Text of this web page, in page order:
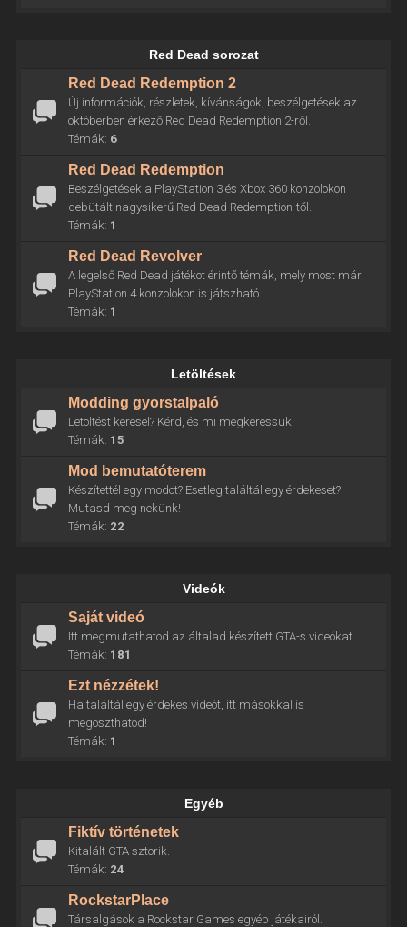
Red Dead sorozat
Red Dead Redemption 2
Új információk, részletek, kívánságok, beszélgetések az
októberben érkező Red Dead Redemption 2-ről.
Témák: 6
Red Dead Redemption
Beszélgetések a PlayStation 3 és Xbox 360 konzolokon
debütált nagysikerű Red Dead Redemption-től.
Témák: 1
Red Dead Revolver
A legelső Red Dead játékot érintő témák, mely most már
PlayStation 4 konzolokon is játszható.
Témák: 1
Letöltések
Modding gyorstalpaló
Letöltést keresel? Kérd, és mi megkeressük!
Témák: 15
Mod bemutatóterem
Készítettél egy modot? Esetleg találtál egy érdekeset?
Mutasd meg nekünk!
Témák: 22
Videók
Saját videó
Itt megmutathatod az általad készített GTA-s videókat.
Témák: 181
Ezt nézzétek!
Ha találtál egy érdekes videót, itt másokkal is
megoszthatod!
Témák: 1
Egyéb
Fiktív történetek
Kitalált GTA sztorik.
Témák: 24
RockstarPlace
Társalgások a Rockstar Games egyéb játékairól.